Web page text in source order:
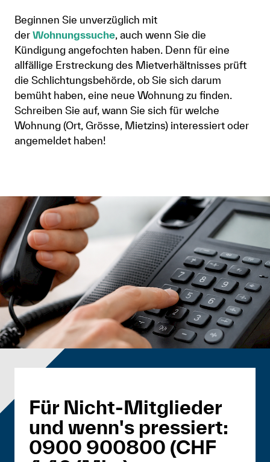
Beginnen Sie unverzüglich mit
der Wohnungssuche, auch wenn Sie die
Kündigung angefochten haben. Denn für eine
allfällige Erstreckung des Mietverhältnisses prüft
die Schlichtungsbehörde, ob Sie sich darum
bemüht haben, eine neue Wohnung zu finden.
Schreiben Sie auf, wann Sie sich für welche
Wohnung (Ort, Grösse, Mietzins) interessiert oder
angemeldet haben!
Für Nicht-Mitglieder
und wenn's pressiert:
0900 900800 (CHF